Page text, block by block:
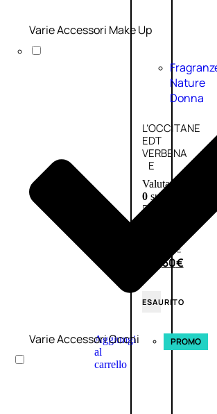
Nature
Donna
L’OCCITANE
EDT
VERBENA
E
Valutato
0su
5
€
43,50€
ESAURITO
Aggiungi
al
carrello
PROMO
Varie Accessori Make Up
Varie Accessori Occhi